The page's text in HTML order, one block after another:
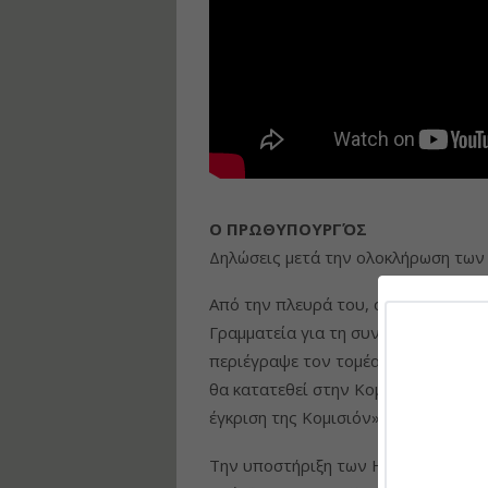
Ο ΠΡΩΘΥΠΟΥΡΓΌΣ
Δηλώσεις μετά την ολοκλήρωση
Από την πλευρά του, ο κ.
Γραμματεία για τη συνεργασία των
περιέγραψε τον τομέα της
θα κατατεθεί στην Κομισιόν.
έγκριση της Κομισιόν», είπε
Την υποστήριξη των ΗΠΑ στην